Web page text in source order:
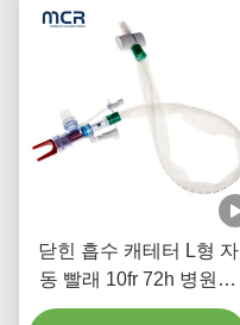
닫힌 흡수 캐테터 L형 자
동 빨래 10fr 72h 병원을
위한 이중 회전 팔꿈치